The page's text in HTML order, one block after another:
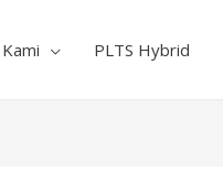
PLTS Hybrid